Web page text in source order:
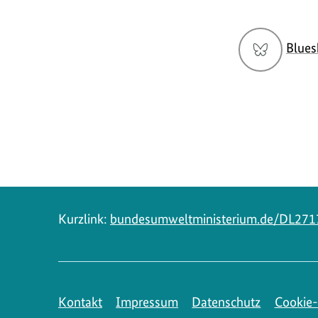
Kurzlink: bundesumweltministerium.de/
Kontakt Impressum Datenschutz